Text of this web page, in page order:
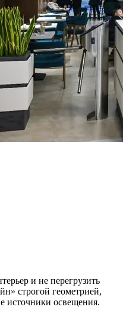
и не перегрузить
строгой геометрией,
источники освещения.